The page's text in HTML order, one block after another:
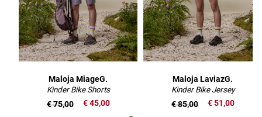
Maloja MiageG.
Kinder Bike Shorts
€ 45,00
€ 75,00
Maloja LaviazG.
Kinder Bike Jersey
€ 51,00
€ 85,00